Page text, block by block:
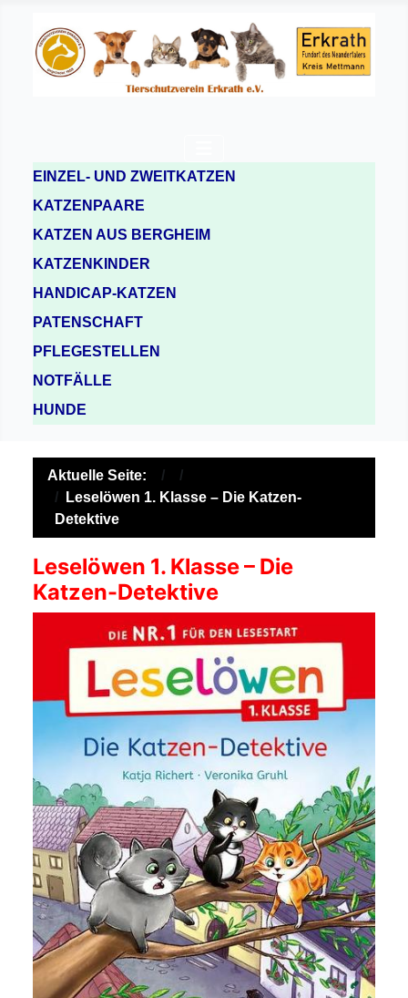
EINZEL- UND ZWEITKATZEN
KATZENPAARE
KATZEN AUS BERGHEIM
KATZENKINDER
HANDICAP-KATZEN
PATENSCHAFT
PFLEGESTELLEN
NOTFÄLLE
HUNDE
Aktuelle Seite:
Leselöwen 1. Klasse – Die Katzen-
Detektive
Leselöwen 1. Klasse – Die
Katzen-Detektive